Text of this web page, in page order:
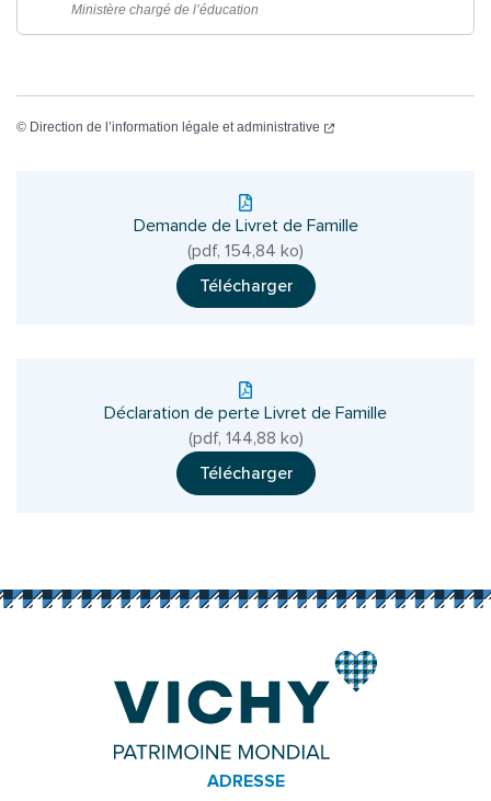
Ministère chargé de l’éducation
© Direction de l’information légale et administrative (ouverture dans un
Demande de Livret de Famille
(pdf, 154,84 ko)
Télécharger
Déclaration de perte Livret de Famille
(pdf, 144,88 ko)
Télécharger
ADRESSE